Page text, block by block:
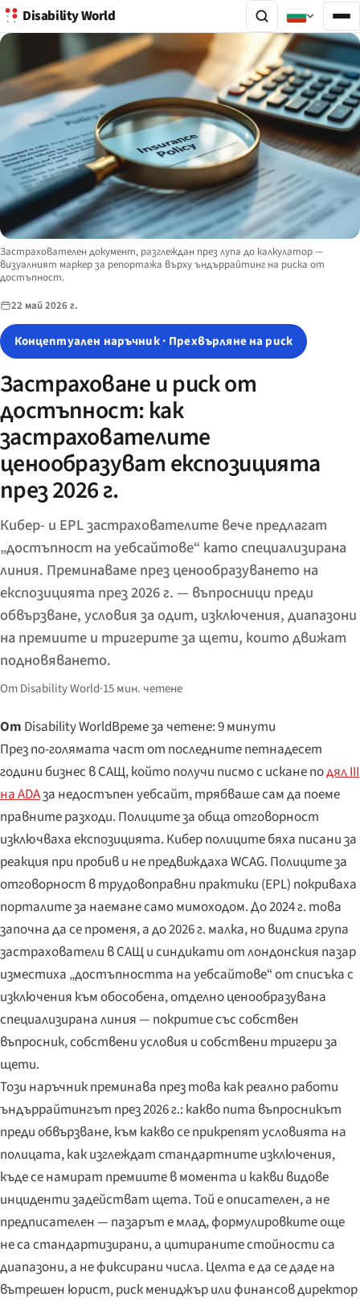
Disability World
Image description:
Застрахователен документ, разглеждан през лупа до калкулатор —
визуалният маркер за репортажа върху ъндъррайтинг на риска от
достъпност.
22 май 2026 г.
Концептуален наръчник · Прехвърляне на риск
Застраховане и риск от
достъпност: как
застрахователите
ценообразуват експозицията
през 2026 г.
Кибер- и EPL застрахователите вече предлагат
„достъпност на уебсайтове“ като специализирана
линия. Преминаваме през ценообразуването на
експозицията през 2026 г. — въпросници преди
обвързване, условия за одит, изключения, диапазони
на премиите и тригерите за щети, които движат
подновяването.
От Disability World·15 мин. четене
От Disability WorldВреме за четене: 9 минути
През по-голямата част от последните петнадесет
години бизнес в САЩ, който получи писмо с искане подял III
на ADAза недостъпен уебсайт, трябваше сам да поеме
правните разходи. Полиците за обща отговорност
изключваха експозицията. Кибер полиците бяха писани за
реакция при пробив и не предвиждаха WCAG. Полиците за
отговорност в трудовоправни практики (EPL) покриваха
порталите за наемане само мимоходом. До 2024 г. това
започна да се променя, а до 2026 г. малка, но видима група
застрахователи в САЩ и синдикати от лондонския пазар
изместиха „достъпността на уебсайтове“ от списъка с
изключения към обособена, отделно ценообразувана
специализирана линия — покритие със собствен
въпросник, собствени условия и собствени тригери за
щети.
Този наръчник преминава през това как реално работи
ъндъррайтингът през 2026 г.: какво пита въпросникът
преди обвързване, към какво се прикрепят условията на
полицата, как изглеждат стандартните изключения,
къде се намират премиите в момента и какви видове
инциденти задействат щета. Той е описателен, а не
предписателен — пазарът е млад, формулировките още
не са стандартизирани, а цитираните стойности са
диапазони, а не фиксирани числа. Целта е да се даде на
вътрешен юрист, риск мениджър или финансов директор